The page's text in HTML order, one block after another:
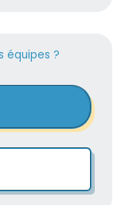
équipes ?